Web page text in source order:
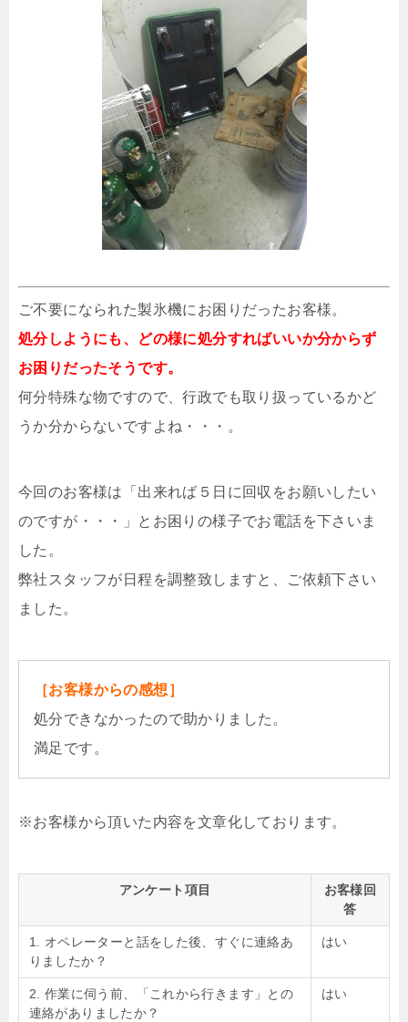
ご不要になられた製氷機にお困りだったお客様。
処分しようにも、どの様に処分すればいいか分からず
お困りだったそうです。
何分特殊な物ですので、行政でも取り扱っているかど
うか分からないですよね・・・。
今回のお客様は「出来れば５日に回収をお願いしたい
のですが・・・」とお困りの様子でお電話を下さいま
した。
弊社スタッフが日程を調整致しますと、ご依頼下さい
ました。
［お客様からの感想］
処分できなかったので助かりました。
満足です。
※お客様から頂いた内容を文章化しております。
アンケート項目
お客様回
答
1. オペレーターと話をした後、すぐに連絡あ
りましたか？
はい
2. 作業に伺う前、「これから行きます」との
連絡がありましたか？
はい